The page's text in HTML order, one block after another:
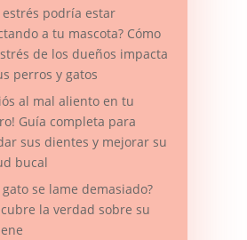
estrés podría estar
a tu mascota? Cómo
de los dueños impacta
perros y gatos
al mal aliento en tu
Guía completa para
sus dientes y mejorar su
bucal
gato se lame demasiado?
la verdad sobre su